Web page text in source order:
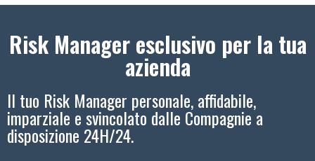
Risk Manager esclusivo per la tua
azienda
Il tuo Risk Manager personale, affidabile,
imparziale e svincolato dalle Compagnie a
disposizione 24H/24.